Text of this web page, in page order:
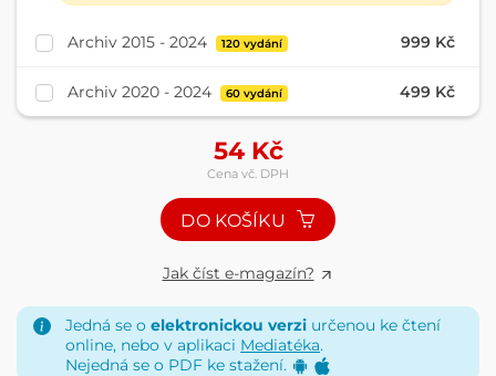
Archiv 2015 - 2024 120 vydání 999 Kč
Archiv 2020 - 2024 60 vydání 499 Kč
54Kč
Cena vč. DPH
DO KOŠÍKU
Jak číst e-magazín?
Jedná se o elektronickou verzi určenou ke čtení
online, nebo v aplikaci Mediatéka.
Nejedná se o PDF ke stažení.